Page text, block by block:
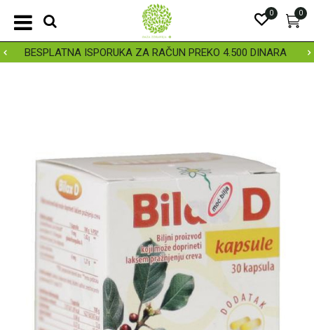
BESPLATNA ISPORUKA ZA RAČUN PREKO 4.500 DINARA
0
0